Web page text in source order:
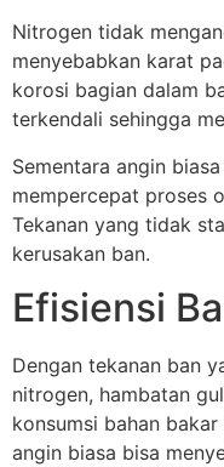
Nitrogen tidak
menyebabkan karat
korosi bagian dalam
terkendali sehingga
Sementara angin
mempercepat proses
Tekanan yang tidak
kerusakan ban.
Efisiensi
Dengan tekanan ban
nitrogen, hambatan
konsumsi bahan
angin biasa bisa